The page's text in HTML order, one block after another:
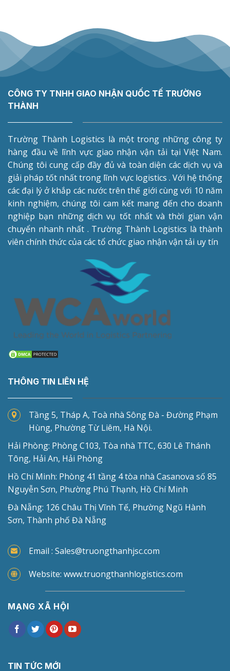
CÔNG TY TNHH GIAO NHẬN QUỐC TẾ TRƯỜNG
THÀNH
Trường Thành Logistics là một trong những công ty
hàng đầu về lĩnh vực giao nhận vận tải tại Việt Nam.
Chúng tôi cung cấp đầy đủ và toàn diện các dịch vụ và
giải pháp tốt nhất trong lĩnh vực logistics . Với hệ thống
các đại lý ở khắp các nước trên thế giới cùng với 10 năm
kinh nghiệm, chúng tôi cam kết mang đến cho doanh
nghiệp bạn những dịch vụ tốt nhất và thời gian vận
chuyển nhanh nhất . Trường Thành Logistics là thành
viên chính thức của các tổ chức giao nhận vận tải uy tín
THÔNG TIN LIÊN HỆ
Tầng 5, Tháp A, Toà nhà Sông Đà - Đường Phạm
Hùng, Phường Từ Liêm, Hà Nội.
Hải Phòng: Phòng C103, Tòa nhà TTC, 630 Lê Thánh
Tông, Hải An, Hải Phòng
Hồ Chí Minh: Phòng 41 tầng 4 tòa nhà Casanova số 85
Nguyễn Sơn, Phường Phú Thạnh, Hồ Chí Minh
Đà Nẵng: 126 Châu Thị Vĩnh Tế, Phường Ngũ Hành
Sơn, Thành phố Đà Nẵng
Email : Sales@truongthanhjsc.com
Website: www.truongthanhlogistics.com
MẠNG XÃ HỘI
TIN TỨC MỚI